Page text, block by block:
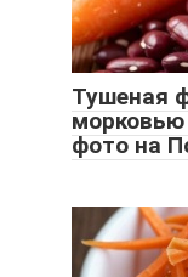
Тушеная
фото на